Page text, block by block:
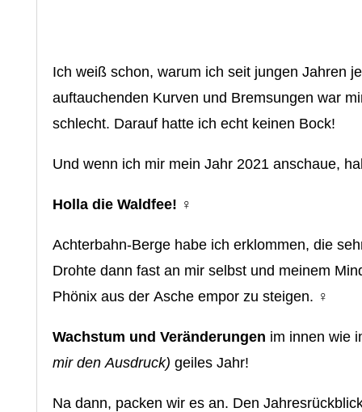
Ich weiß schon, warum ich seit jungen Jahren
auftauchenden Kurven und Bremsungen war
schlecht. Darauf hatte ich echt keinen Bock!
Und wenn ich mir mein Jahr 2021 anschaue,
Holla die Waldfee! ‍♀️
Achterbahn-Berge habe ich erklommen, die
Drohte dann fast an mir selbst und meinem
Phönix aus der Asche empor zu steigen. ‍♀️
Wachstum und Veränderungen im innen wie
mir den Ausdruck) geiles Jahr!
Na dann, packen wir es an. Den